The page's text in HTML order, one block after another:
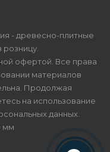
- древесно-плитные
офертой. Все права
материалов
Продолжая
на использование
данных
мм